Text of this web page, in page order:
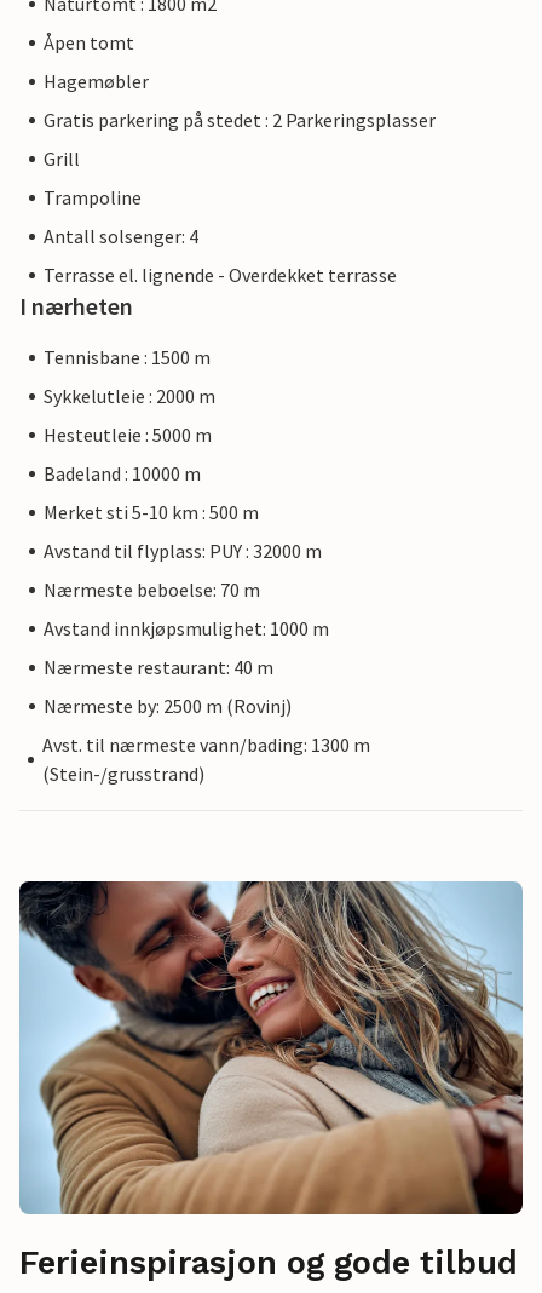
Åpen tomt
Hagemøbler
Gratis parkering på stedet : 2 Parkeringsplasser
Grill
Trampoline
Antall solsenger: 4
Terrasse el. lignende - Overdekket terrasse
I nærheten
Tennisbane : 1500 m
Sykkelutleie : 2000 m
Hesteutleie : 5000 m
Badeland : 10000 m
Merket sti 5-10 km : 500 m
Avstand til flyplass: PUY : 32000 m
Nærmeste beboelse: 70 m
Avstand innkjøpsmulighet: 1000 m
Nærmeste restaurant: 40 m
Nærmeste by: 2500 m (Rovinj)
Avst. til nærmeste vann/bading: 1300 m
(Stein-/grusstrand)
Ferieinspirasjon og gode tilbud